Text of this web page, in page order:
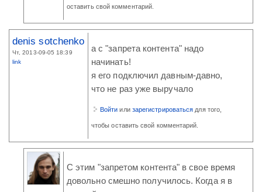
оставить свой комментарий.
denis sotchenko
Чт, 2013-09-05 18:39
link
а с "запрета контента" надо
начинать!
я его подключил давным-давно,
что не раз уже выручало
Войти или зарегистрироваться для того,
чтобы оставить свой комментарий.
С этим "запретом контента" в свое время
довольно смешно получилось. Когда я в